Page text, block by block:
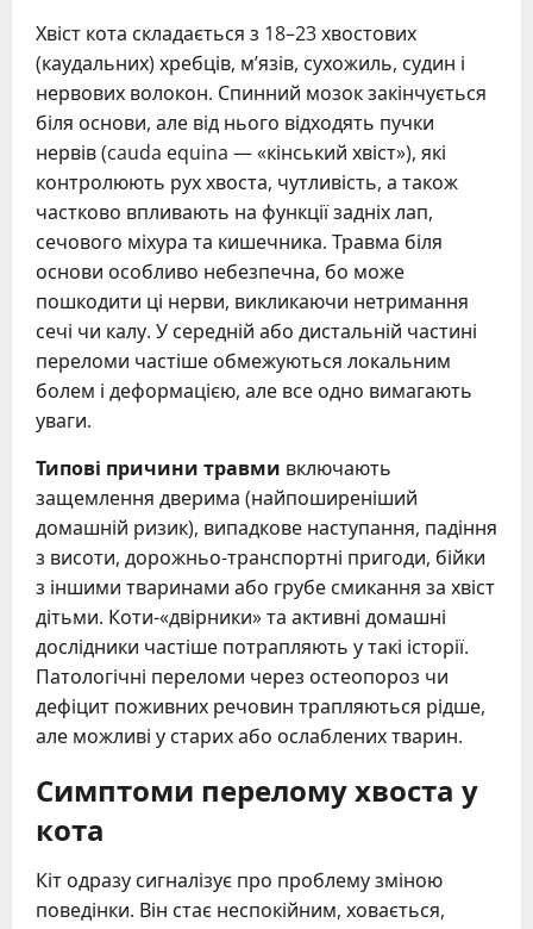
Хвіст кота складається з 18–23 хвостових
(каудальних) хребців, м’язів, сухожиль, судин і
нервових волокон. Спинний мозок закінчується
біля основи, але від нього відходять пучки
нервів (cauda equina — «кінський хвіст»), які
контролюють рух хвоста, чутливість, а також
частково впливають на функції задніх лап,
сечового міхура та кишечника. Травма біля
основи особливо небезпечна, бо може
пошкодити ці нерви, викликаючи нетримання
сечі чи калу. У середній або дистальній частині
переломи частіше обмежуються локальним
болем і деформацією, але все одно вимагають
уваги.
Типові причини травми включають
защемлення дверима (найпоширеніший
домашній ризик), випадкове наступання, падіння
з висоти, дорожньо-транспортні пригоди, бійки
з іншими тваринами або грубе смикання за хвіст
дітьми. Коти-«двірники» та активні домашні
дослідники частіше потрапляють у такі історії.
Патологічні переломи через остеопороз чи
дефіцит поживних речовин трапляються рідше,
але можливі у старих або ослаблених тварин.
Симптоми перелому хвоста у
кота
Кіт одразу сигналізує про проблему зміною
поведінки. Він стає неспокійним, ховається,